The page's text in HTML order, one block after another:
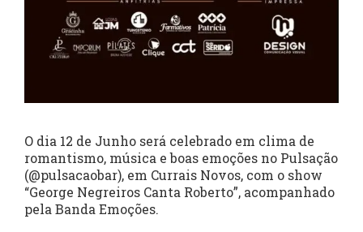
O dia 12 de Junho será celebrado em clima de
romantismo, música e boas emoções no Pulsação
(@pulsacaobar), em Currais Novos, com o show
“George Negreiros Canta Roberto”, acompanhado
pela Banda Emoções.